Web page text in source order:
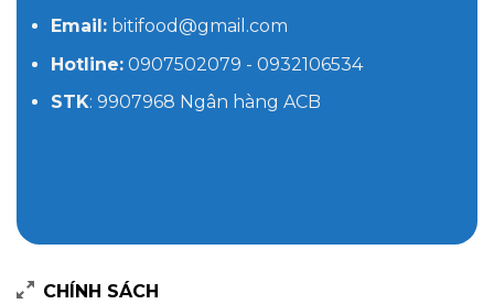
Email:bitifood@gmail.com
Hotline:0907502079 - 0932106534
STK: 9907968 Ngân hàng ACB
CHÍNH SÁCH